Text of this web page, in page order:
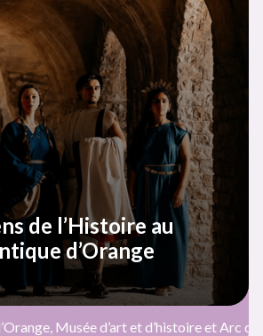
de l’Histoire au
d’Orange
Musée d’art et d’histoire et Arc